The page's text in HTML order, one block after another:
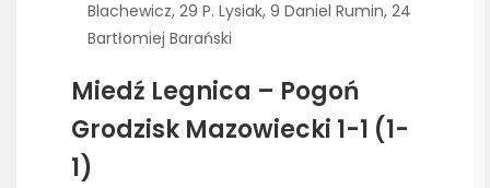
Blachewicz, 29 P. Lysiak, 9 Daniel Rumin, 24
Bartłomiej Barański
Miedź Legnica – Pogoń
Grodzisk Mazowiecki 1-1 (1-
1)